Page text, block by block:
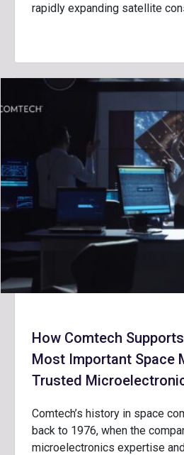
rapidly expanding satellite
How Comtech
Most Important Space
Trusted
Comtech’s history in space
back to 1976, when the
microelectronics expertise